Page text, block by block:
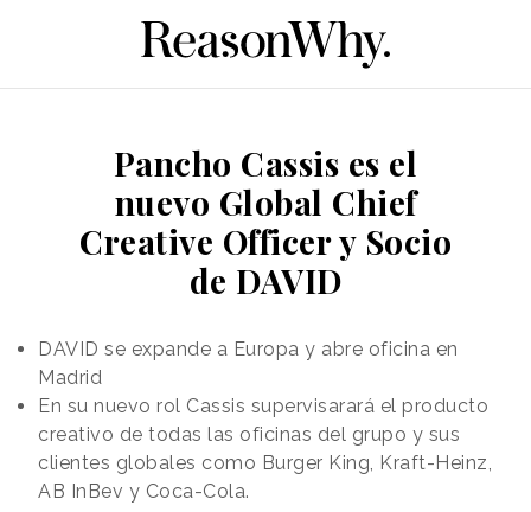
Pancho Cassis es el
nuevo Global Chief
Creative Officer y Socio
de DAVID
DAVID se expande a Europa y abre oficina en
Madrid
En su nuevo rol Cassis supervisarará el producto
creativo de todas las oficinas del grupo y sus
clientes globales como Burger King, Kraft-Heinz,
AB InBev y Coca-Cola.